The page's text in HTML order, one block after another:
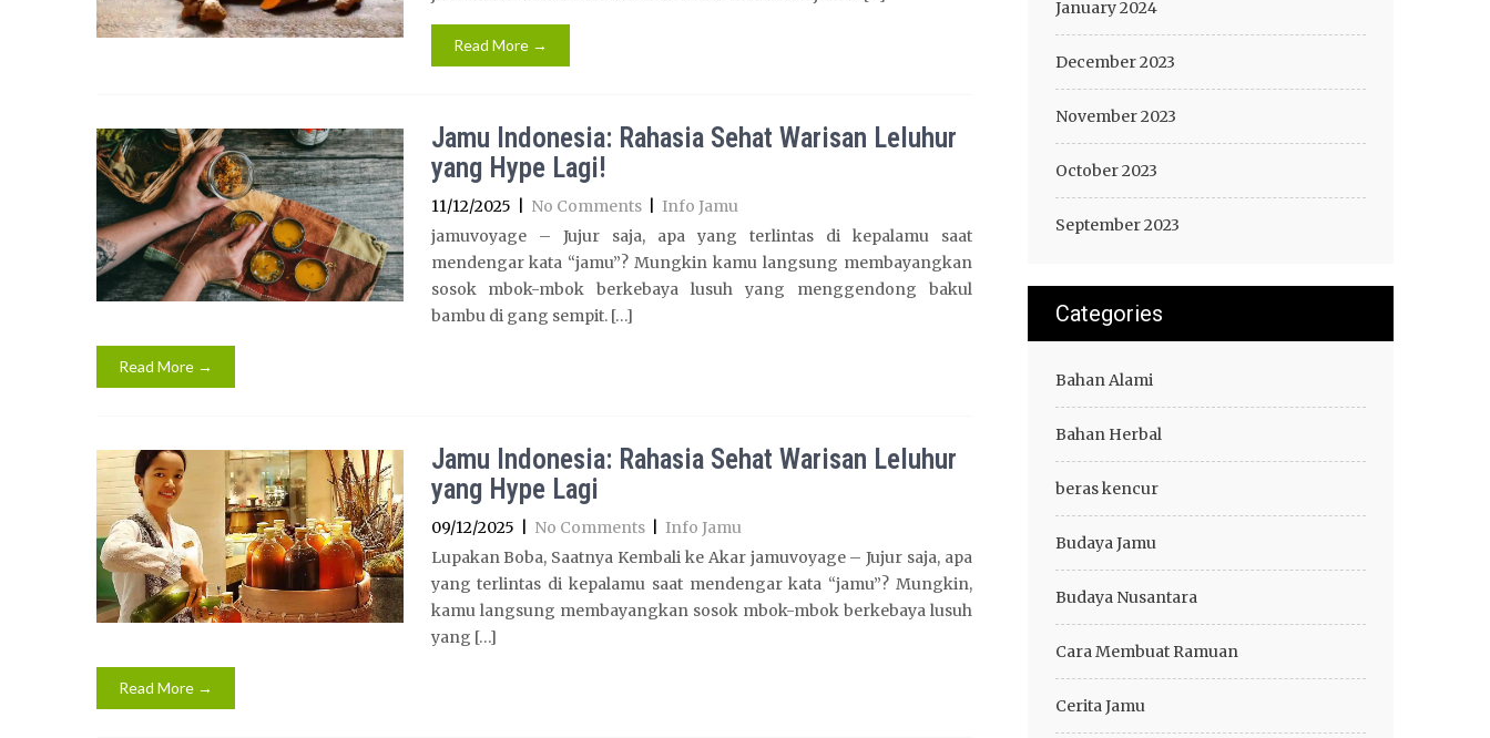
Read More →
Jamu Indonesia: Rahasia Sehat Warisan Leluhur
yang Hype Lagi!
11/12/2025 No Comments
Info Jamu
jamuvoyage – Jujur saja, apa yang terlintas di kepalamu saat
mendengar kata “jamu”? Mungkin kamu langsung membayangkan
sosok mbok-mbok berkebaya lusuh yang menggendong bakul
bambu di gang sempit. […]
Read More →
Jamu Indonesia: Rahasia Sehat Warisan Leluhur
yang Hype Lagi
09/12/2025 No Comments
Info Jamu
Lupakan Boba, Saatnya Kembali ke Akar jamuvoyage – Jujur saja, apa
yang terlintas di kepalamu saat mendengar kata “jamu”? Mungkin,
kamu langsung membayangkan sosok mbok-mbok berkebaya lusuh
yang […]
Read More →
January 2024
December 2023
November 2023
October 2023
September 2023
Categories
Bahan Alami
Bahan Herbal
beras kencur
Budaya Jamu
Budaya Nusantara
Cara Membuat Ramuan
Cerita Jamu